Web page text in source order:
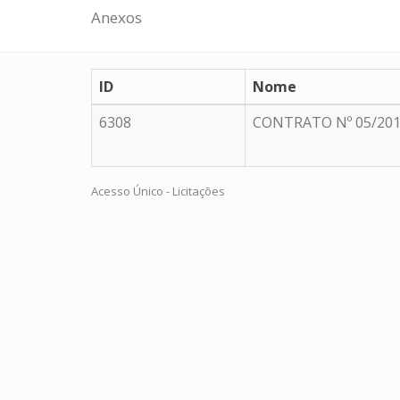
Anexos
ID
Nome
6308
CONTRATO Nº 05/
Acesso Único - Licitações